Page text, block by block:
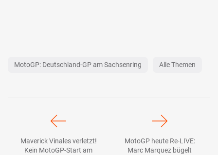
MotoGP: Deutschland-GP am Sachsenring Alle Themen
Maverick Vinales verletzt!
Kein MotoGP-Start am
MotoGP heute Re-LIVE:
Marc Marquez bügelt